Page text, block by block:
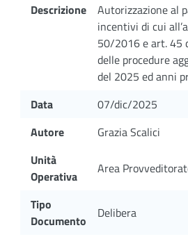
Descrizione
Autorizzazione al
incentivi di cui
50/2016 e art. 45
delle procedure
del 2025 ed anni
Data
07/dic/2025
Autore
Grazia Scalici
Unità
Operativa
Area
Tipo
Documento
Delibera